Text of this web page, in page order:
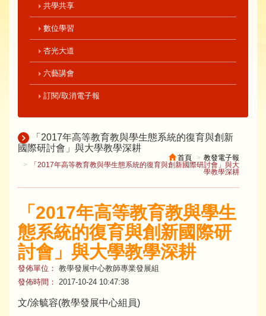
共學共享
數位學習
杏光大道
六藝講會
訂閱/取消電子報
「2017年高等教育教與學生態系統的復育與創新
國際研討會」與大學教學深耕
首頁
教發電子報
「2017年高等教育教與學生態系統的復育與創新國際研討會」與大
學教學深耕
「2017年高等教育教與學生
態系統的復育與創新國際研
討會」與大學教學深耕
發佈單位： 教學發展中心教師專業發展組
發佈時間：
2017-10-24 10:47:38
文/涂毓容(教學發展中心組員)